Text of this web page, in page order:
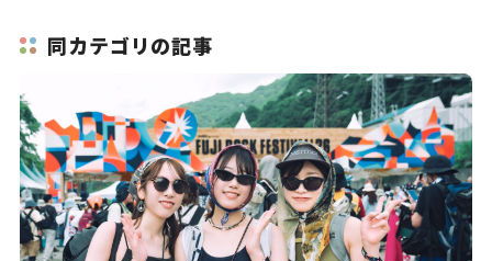
同カテゴリの記事